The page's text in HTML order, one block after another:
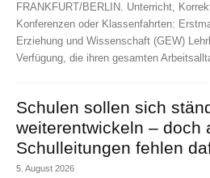
FRANKFURT/BERLIN. Unterricht,
Konferenzen oder Klassenfahrten:
Erziehung und Wissenschaft (GEW)
Verfügung, die ihren gesamten
Schulen sollen sich
weiterentwickeln – doch
Schulleitungen fehlen
5. August 2026